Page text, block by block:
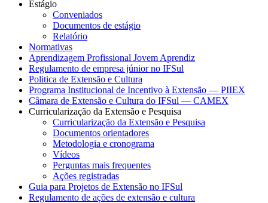
Estágio
Conveniados
Documentos de estágio
Relatório
Normativas
Aprendizagem Profissional Jovem Aprendiz
Regulamento de empresa júnior no IFSul
Politica de Extensão e Cultura
Programa Institucional de Incentivo à Extensão — PIIEX
Câmara de Extensão e Cultura do IFSul — CAMEX
Curricularização da Extensão e Pesquisa
Curricularização da Extensão e Pesquisa
Documentos orientadores
Metodologia e cronograma
Vídeos
Perguntas mais frequentes
Ações registradas
Guia para Projetos de Extensão no IFSul
Regulamento de ações de extensão e cultura